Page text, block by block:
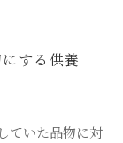
する供養
ていた品物に対